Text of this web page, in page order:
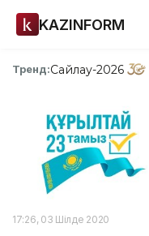
KAZINFORM
Тренд:Сайлау-2026
17:26, 03 Шілде 2020